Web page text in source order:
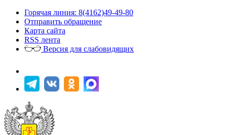
Горячая линия: 8(4162)49-49-80
Отправить обращение
Карта сайта
RSS лента
Версия для слабовидящих